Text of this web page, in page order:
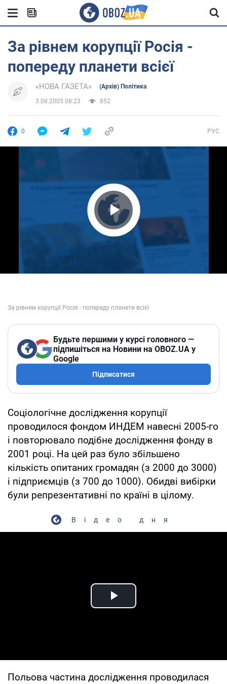
За рівнем корупції Росія -
попереду планети всієї
«НОВА ГАЗЕТА» (Архів) Політика
3.08.2005 08:23 852
0 РУС
Play Video
Будьте першими у курсі головного —
підпишіться на Новини на OBOZ.UA у
Google
Підписатися
Соціологічне дослідження корупції
проводилося фондом ИНДЕМ навесні 2005-го
і повторювало подібне дослідження фонду в
2001 році. На цей раз було збільшено
кількість опитаних громадян (з 2000 до 3000)
і підприємців (з 700 до 1000). Обидві вибірки
були репрезентативні по країні в цілому.
Відео дня
Play Video
Польова частина дослідження проводилася